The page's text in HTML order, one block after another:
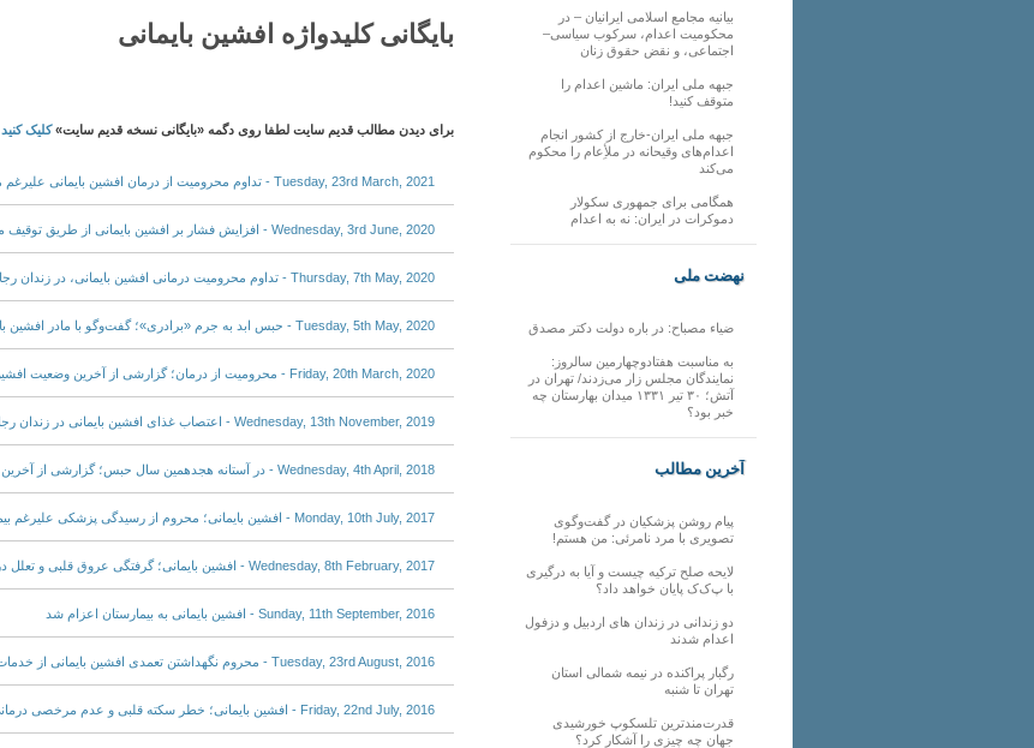
بایگانی کلیدواژه افشین بایمانی
برای دیدن مطالب قدیم سایت لطفا روی دگمه «بایگانی نسخه قدیم سایت»کلیک کنید
Tuesday, 23rd March, 2021 - تداوم محرومیت از درمان افشین بایمانی علیرغم مشکلات قلبی
Wednesday, 3rd June, 2020 - افزایش فشار بر افشین بایمانی از طریق توقیف ملک و تهدید خانواده
Thursday, 7th May, 2020 - تداوم محرومیت درمانی افشین بایمانی، در زندان رجایی شهر کرج
Tuesday, 5th May, 2020 - حبس ابد به جرم «برادری»؛ گفت‌وگو با مادر افشین بایمانی
Friday, 20th March, 2020 - محرومیت از درمان؛ گزارشی از آخرین وضعیت افشین بایمانی در زندان رجایی شهر کرج
Wednesday, 13th November, 2019 - اعتصاب غذای افشین بایمانی در زندان رجایی شهر کرج
Wednesday, 4th April, 2018 - در آستانه هجدهمین سال حبس؛ گزارشی از آخرین وضعیت افشین بایمانی
Monday, 10th July, 2017 - افشین بایمانی؛ محروم از رسیدگی پزشکی علیرغم بیماری قلبی
Wednesday, 8th February, 2017 - افشین بایمانی؛ گرفتگی عروق قلبی و تعلل در اعزام به مرخصی استعلاجی
Sunday, 11th September, 2016 - افشین بایمانی به بیمارستان اعزام شد
Tuesday, 23rd August, 2016 - محروم نگهداشتن تعمدی افشین بایمانی از خدمات پزشکی
Friday, 22nd July, 2016 - افشین بایمانی؛ خطر سکته قلبی و عدم مرخصی درمانی در هفدهمین سال حبس
بیانیه مجامع اسلامی ایرانیان – در
محکومیت اعدام، سرکوب سیاسی–
اجتماعی، و نقض حقوق زنان
جبهه ملی ایران: ماشین اعدام را
متوقف کنید!
جبهه ملی ایران-خارج از کشور انجام
اعدام‌های وقیحانه در ملأِعام را محکوم
می‌کند
همگامی برای جمهوری سکولار
دموکرات در ایران: نه به اعدام
نهضت ملی
ضیاء مصباح: در باره دولت دکتر مصدق
به مناسبت هفتادوچهارمین سالروز:
نمایندگان مجلس زار می‌زدند/ تهران در
آتش؛ ۳۰ تیر ۱۳۳۱ میدان بهارستان چه
خبر بود؟
آخرین مطالب
پیام روشن پزشکیان در گفت‌و‌گوی
تصویری با مرد نامرئی: من هستم!
لایحه صلح ترکیه چیست و آیا به درگیری
با پ‌ک‌ک پایان خواهد داد؟
دو زندانی در زندان های اردبیل و دزفول
اعدام شدند
رگبار پراکنده در نیمه شمالی استان
تهران تا شنبه
قدرت‌مندترین تلسکوپ خورشیدی
جهان چه چیزی را آشکار کرد؟